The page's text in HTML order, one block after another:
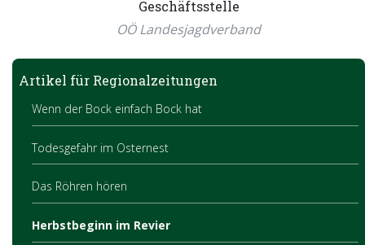
Geschäftsstelle
OÖ Landesjagdverband
Artikel für Regionalzeitungen
Wenn der Bock einfach Bock hat
Todesgefahr im Osternest
Das Röhren hören
Herbstbeginn im Revier